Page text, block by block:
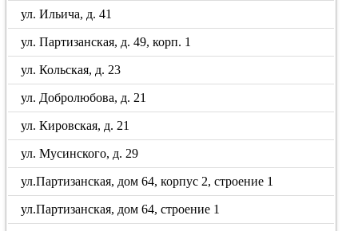
ул. Ильича, д. 41
ул. Партизанская, д. 49, корп. 1
ул. Кольская, д. 23
ул. Добролюбова, д. 21
ул. Кировская, д. 21
ул. Мусинского, д. 29
ул.Партизанская, дом 64, корпус 2, строение 1
ул.Партизанская, дом 64, строение 1